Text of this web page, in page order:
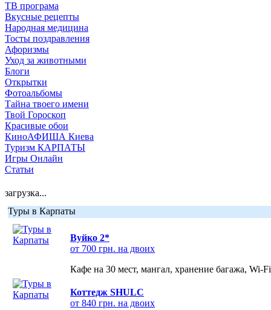
ТВ програма
Вкусные рецепты
Народная медицина
Тосты поздравления
Афоризмы
Уход за животными
Блоги
Открытки
Фотоальбомы
Тайна твоего имени
Твой Гороскоп
Красивые обои
КиноАФИША Киева
Туризм КАРПАТЫ
Игры Онлайн
Статьи
загрузка...
Туры в Карпаты
Вуйко 2*
от 700 грн. на двоих
Кафе на 30 мест, мангал, хранение багажа, Wi-
Коттедж SHULC
от 840 грн. на двоих